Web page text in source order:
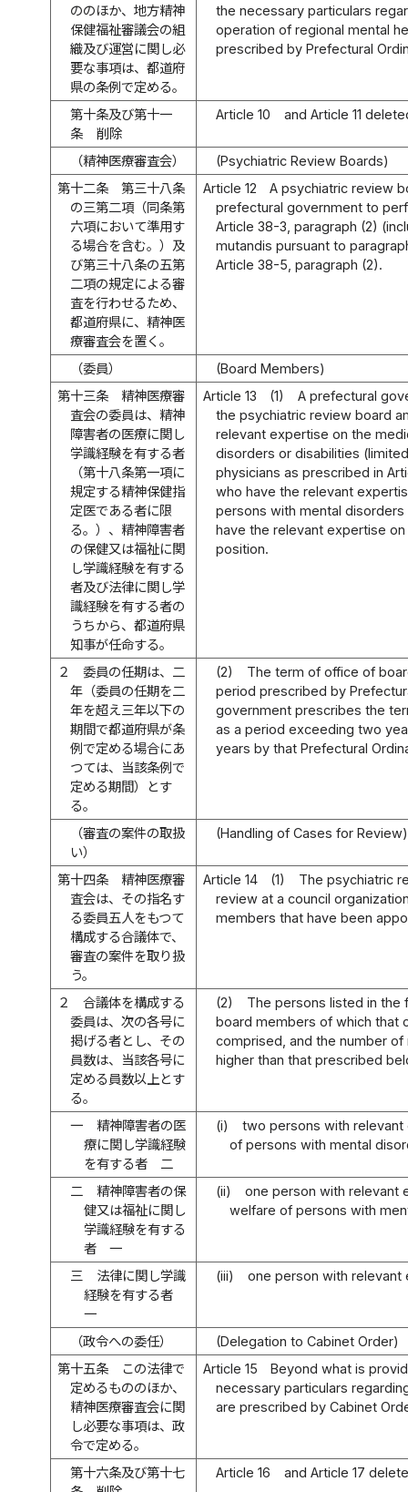
ののほか、地方精神
保健福祉審議会の組
織及び運営に関し必
要な事項は、都道府
県の条例で定める。
the necessary particulars
operation of regional mental
prescribed by Prefectural
第十条及び第十一
条
削除
Article 10 and Article 11
（精神医療審査会）
(Psychiatric Review Boards)
第十二条
第三十八条
の三第二項（同条第
六項において準用す
る場合を含む。）及
び第三十八条の五第
二項の規定による審
査を行わせるため、
都道府県に、精神医
療審査会を置く。
Article 12
A psychiatric review
prefectural government to
Article 38-3, paragraph (2)
mutandis pursuant to
Article 38-5, paragraph (2).
（委員）
(Board Members)
第十三条
精神医療審
査会の委員は、精神
障害者の医療に関し
学識経験を有する者
（第十八条第一項に
規定する精神保健指
定医である者に限
る。）、精神障害者
の保健又は福祉に関
し学識経験を有する
者及び法律に関し学
識経験を有する者の
うちから、都道府県
知事が任命する。
Article 13 (1)
A prefectural
the psychiatric review board
relevant expertise on the
disorders or disabilities
physicians as prescribed in
who have the relevant
persons with mental
have the relevant expertise
position.
２
委員の任期は、二
年（委員の任期を二
年を超え三年以下の
期間で都道府県が条
例で定める場合にあ
つては、当該条例で
定める期間）とす
る。
(2)
The term of office of
period prescribed by
government prescribes the
as a period exceeding two
years by that Prefectural
（審査の案件の取扱
い）
(Handling of Cases for Review)
第十四条
精神医療審
査会は、その指名す
る委員五人をもつて
構成する合議体で、
審査の案件を取り扱
う。
Article 14 (1)
The psychiatric
review at a council
members that have been
２
合議体を構成する
委員は、次の各号に
掲げる者とし、その
員数は、当該各号に
定める員数以上とす
る。
(2)
The persons listed in
board members of which that
comprised, and the number
higher than that prescribed
一
精神障害者の医
療に関し学識経験
を有する者 二
(i)
two persons with
of persons with mental
二
精神障害者の保
健又は福祉に関し
学識経験を有する
者 一
(ii)
one person with relevant
welfare of persons with
三
法律に関し学識
経験を有する者
一
(iii) one person with relevant
（政令への委任）
(Delegation to Cabinet Order)
第十五条
この法律で
定めるもののほか、
精神医療審査会に関
し必要な事項は、政
令で定める。
Article 15
Beyond what is
necessary particulars
are prescribed by Cabinet
第十六条及び第十七
Article 16 and Article 17